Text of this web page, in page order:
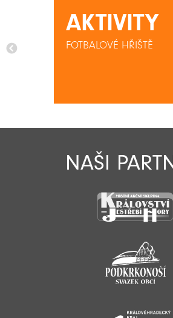
AKTIVITY
FOTBALOVÉ HŘIŠTĚ
NAŠI